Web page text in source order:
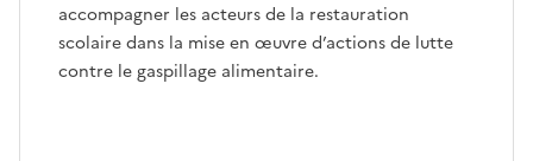
accompagner les acteurs de la restauration
scolaire dans la mise en œuvre d’actions de lutte
contre le gaspillage alimentaire.